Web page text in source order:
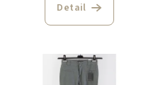
Detail